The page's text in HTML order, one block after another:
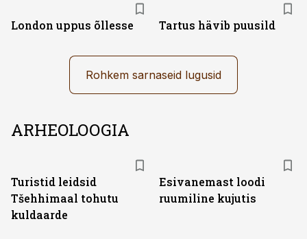
London uppus õllesse Tartus hävib puusild
Rohkem sarnaseid lugusid
ARHEOLOOGIA
Turistid leidsid
Tšehhimaal tohutu
kuldaarde
Esivanemast loodi
ruumiline kujutis